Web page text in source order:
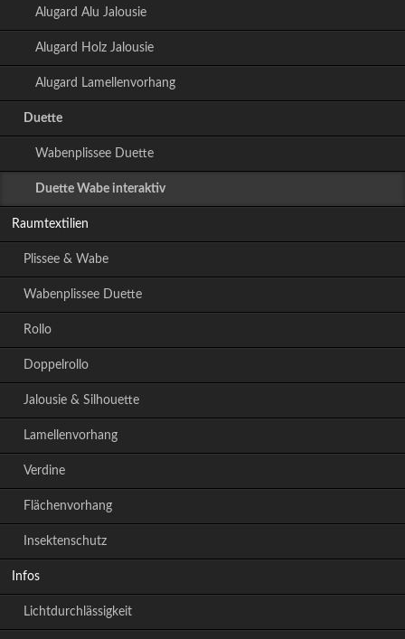
Alugard Alu Jalousie
Alugard Holz Jalousie
Alugard Lamellenvorhang
Duette
Wabenplissee Duette
Duette Wabe interaktiv
Raumtextilien
Plissee & Wabe
Wabenplissee Duette
Rollo
Doppelrollo
Jalousie & Silhouette
Lamellenvorhang
Verdine
Flächenvorhang
Insektenschutz
Infos
Lichtdurchlässigkeit